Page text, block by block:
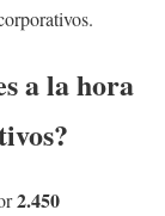
a la hora
2.450